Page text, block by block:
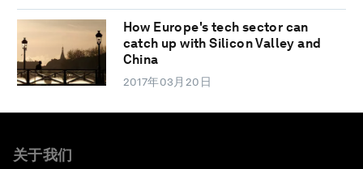
How Europe's tech sector can
catch up with Silicon Valley and
China
2017年03月20日
关于我们